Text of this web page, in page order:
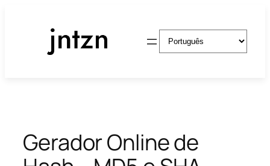
conteúdo
Escolha
um
Gerador Online de